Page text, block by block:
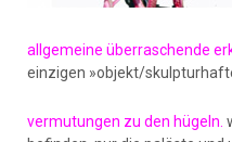
allgemeine überraschende
einzigen »objekt/
vermutungen zu den hügeln.